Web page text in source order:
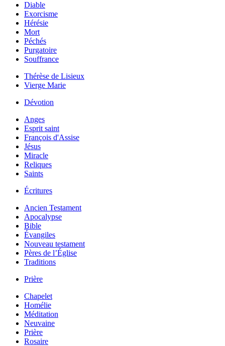
Diable
Exorcisme
Hérésie
Mort
Péchés
Purgatoire
Souffrance
Thérèse de Lisieux
Vierge Marie
Dévotion
Anges
Esprit saint
François d'Assise
Jésus
Miracle
Reliques
Saints
Écritures
Ancien Testament
Apocalypse
Bible
Évangiles
Nouveau testament
Pères de l’Église
Traditions
Prière
Chapelet
Homélie
Méditation
Neuvaine
Prière
Rosaire